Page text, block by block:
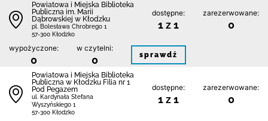
Powiatowa i Miejska Biblioteka
Publiczna im. Marii
Dąbrowskiej w Kłodzku
pl. Bolesława Chrobrego 1
57-300 Kłodzko
dostępne:
1 z 1
zarezerwowane:
0
wypożyczone:
0
w czytelni:
0 sprawdź
Powiatowa i Miejska Biblioteka
Publiczna w Kłodzku Filia nr 1
Pod Pegazem
ul. Kardynała Stefana
Wyszyńskiego 1
57-300 Kłodzko
dostępne:
1 z 1
zarezerwowane:
0